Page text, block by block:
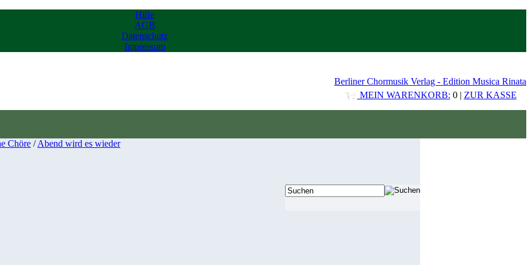
Hilfe
AGB
Datenschutz
Impressum
Berliner Chormusik Verlag - Edition Musica Rinata
MEIN WARENKORB: 0 | ZUR KASSE
Chöre /Abend wird es wieder